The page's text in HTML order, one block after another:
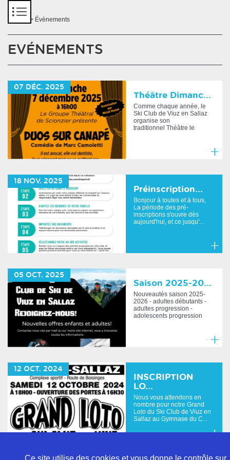
> Évènements
EVÉNEMENTS
07 DÉC. 2025
Théâtre Dimanc...
Comme chaque année, le
Ski Club de Viuz en Sallaz
organise son
traditionnel Théâtre le
savoir
18 NOV. 2025
Préinscription...
Bonjour à toutes et à tous,
La période des pré-
inscriptions s'ouvre dès
aujourd'hui, et ce jusqu'...
05 OCT. 2025
Saison 2025-20...
Nouveautés saison 2025-
2026 - adultes débutants -
adultes progression -
adolescents progression
savoir
12 OCT. 2024
INSCRIPTION
LO...
Nous vous attendons en
nombre pour notre Grand
Loto du Ski Club de Viuz en
Sallaz au Gymnase du C...
savoir
Ce site utilise des cookies et vous donne le contrôle sur